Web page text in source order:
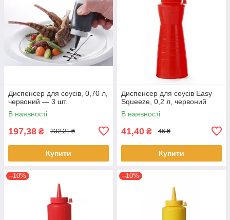
Диспенсер для соусів, 0,70 л,
червоний — 3 шт.
В наявності
197,38 ₴ 232,21 ₴
Купити
Диспенсер для соусів Easy
Squeeze, 0,2 л, червоний
В наявності
41,40 ₴ 46 ₴
Купити
–10% –10%